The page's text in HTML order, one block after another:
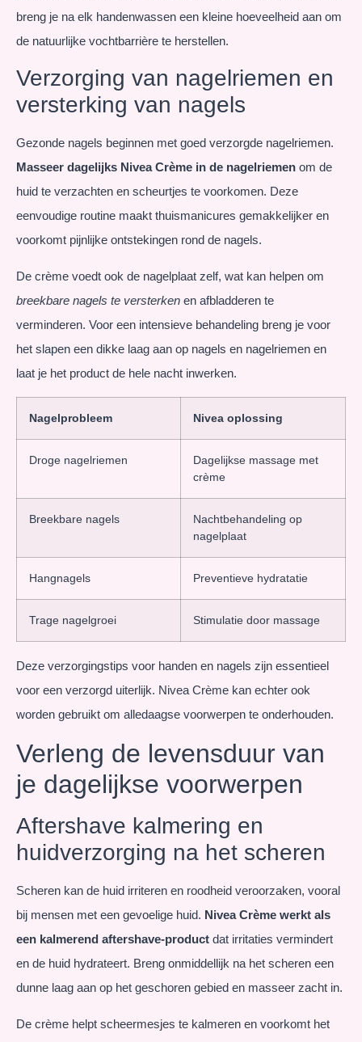
breng je na elk handenwassen een kleine hoeveelheid aan om
de natuurlijke vochtbarrière te herstellen.
Verzorging van nagelriemen en
versterking van nagels
Gezonde nagels beginnen met goed verzorgde nagelriemen.
Masseer dagelijks Nivea Crème in de nagelriemen om de
huid te verzachten en scheurtjes te voorkomen. Deze
eenvoudige routine maakt thuismanicures gemakkelijker en
voorkomt pijnlijke ontstekingen rond de nagels.
De crème voedt ook de nagelplaat zelf, wat kan helpen om
breekbare nagels te versterken en afbladderen te
verminderen. Voor een intensieve behandeling breng je voor
het slapen een dikke laag aan op nagels en nagelriemen en
laat je het product de hele nacht inwerken.
Nagelprobleem Nivea oplossing
Droge nagelriemen
Dagelijkse massage met
crème
Breekbare nagels
Nachtbehandeling op
nagelplaat
Hangnagels Preventieve hydratatie
Trage nagelgroei Stimulatie door massage
Deze verzorgingstips voor handen en nagels zijn essentieel
voor een verzorgd uiterlijk. Nivea Crème kan echter ook
worden gebruikt om alledaagse voorwerpen te onderhouden.
Verleng de levensduur van
je dagelijkse voorwerpen
Aftershave kalmering en
huidverzorging na het scheren
Scheren kan de huid irriteren en roodheid veroorzaken, vooral
bij mensen met een gevoelige huid. Nivea Crème werkt als
een kalmerend aftershave-product dat irritaties vermindert
en de huid hydrateert. Breng onmiddellijk na het scheren een
dunne laag aan op het geschoren gebied en masseer zacht in.
De crème helpt scheermesjes te kalmeren en voorkomt het